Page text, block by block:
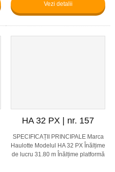
Vezi detalii
HA 32 PX | nr. 157
SPECIFICAȚII PRINCIPALE Marca
Haulotte Modelul HA 32 PX Înălțime
de lucru 31.80 m Înălțime platformă